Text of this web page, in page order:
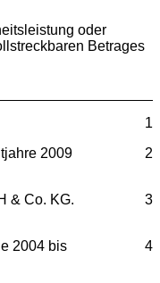
oder
Betrages
1
2
2009
3
& Co. KG.
4
2004 bis